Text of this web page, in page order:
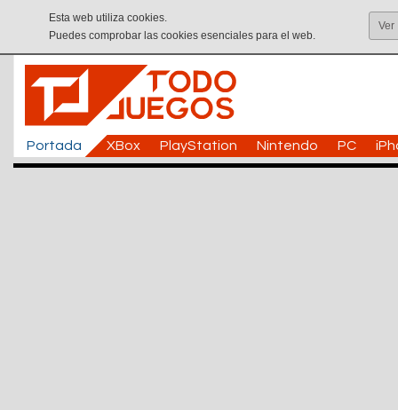
Esta web utiliza cookies.
Puedes comprobar las cookies esenciales para el web.
Ver
Portada XBox PlayStation Nintendo PC